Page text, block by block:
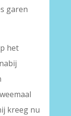
garen
het
kreeg nu